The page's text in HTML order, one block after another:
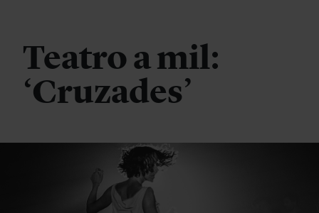
Teatro a mil:
‘Cruzades’